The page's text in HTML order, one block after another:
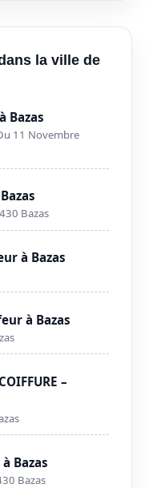
la ville de
Bazas
11 Novembre
Bazas
à Bazas
à Bazas
–
Bazas
Bazas